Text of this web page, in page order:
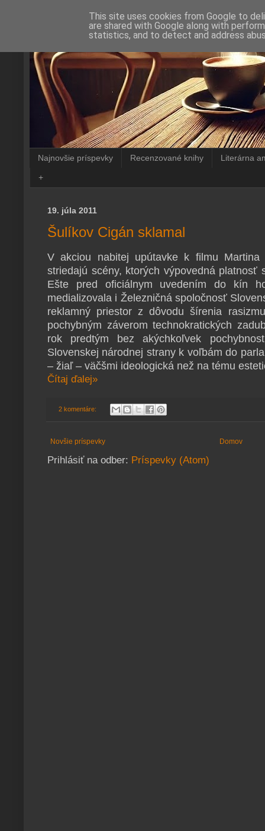
Najnovšie príspevky Recenzované knihy Literárna
+
19. júla 2011
Šulíkov Cigán sklamal
V akciou nabitej upútavke k filmu
striedajú scény, ktorých výpovedná platnosť
Ešte pred oficiálnym uvedením do kín
medializovala i Železničná spoločnosť
reklamný priestor z dôvodu šírenia
pochybným záverom technokratických
rok predtým bez akýchkoľvek
Slovenskej národnej strany k voľbám do
– žiaľ – väčšmi ideologická než na tému
Čítaj ďalej»
2 komentáre:
Novšie príspevky Domov
Prihlásiť na odber: Príspevky (Atom)
This site uses cookies from Google to
are shared with Google along with
statistics, and to detect and address